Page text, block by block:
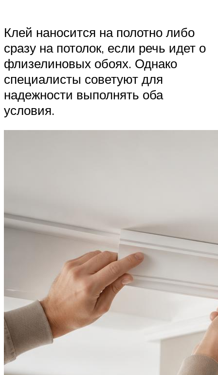
Клей наносится на полотно либо
сразу на потолок, если речь идет о
флизелиновых обоях. Однако
специалисты советуют для
надежности выполнять оба
условия.